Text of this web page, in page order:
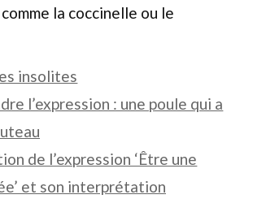
la coccinelle ou le
insolites
l’expression : une poule qui a
de l’expression ‘Être une
et son interprétation